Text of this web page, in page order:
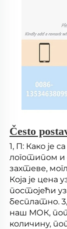
1, П: Како је
логотипом и
захтеве,
Која је цена
постојећи
бесплатно.
наш МОК,
количину,